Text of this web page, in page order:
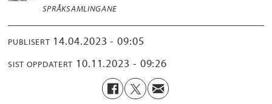
SPRÅKSAMLINGANE
PUBLISERT 14.04.2023 - 09:05
SIST OPPDATERT 10.11.2023 - 09:26